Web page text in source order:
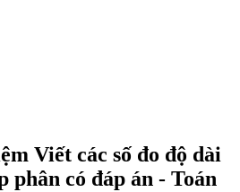
Viết các số đo độ dài
phân có đáp án - Toán